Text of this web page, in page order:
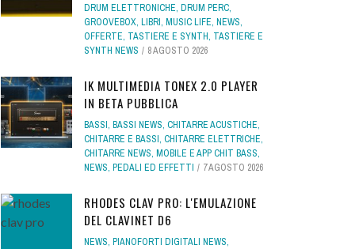
DRUM ELETTRONICHE, DRUM PERC,
GROOVEBOX, LIBRI, MUSIC LIFE, NEWS,
OFFERTE, TASTIERE E SYNTH, TASTIERE E
SYNTH NEWS
8 AGOSTO 2026
IK MULTIMEDIA TONEX 2.0 PLAYER
IN BETA PUBBLICA
BASSI, BASSI NEWS, CHITARRE ACUSTICHE,
CHITARRE E BASSI, CHITARRE ELETTRICHE,
CHITARRE NEWS, MOBILE E APP CHIT BASS,
NEWS, PEDALI ED EFFETTI 7 AGOSTO 2026
RHODES CLAV PRO: L'EMULAZIONE
DEL CLAVINET D6
NEWS, PIANOFORTI DIGITALI NEWS,